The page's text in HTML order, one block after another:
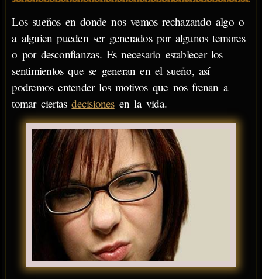
Los sueños en donde nos vemos rechazando algo o
a alguien pueden ser generados por algunos temores
o por desconfianzas. Es necesario establecer los
sentimientos que se generan en el sueño, así
podremos entender los motivos que nos frenan a
tomar ciertasdecisionesen la vida.